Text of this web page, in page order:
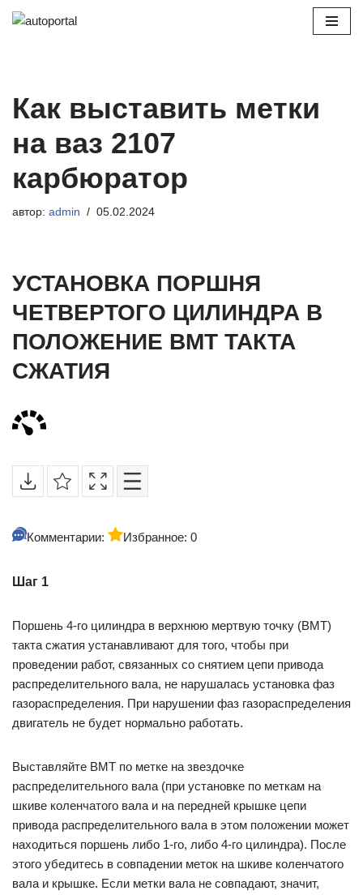
Как выставить метки
на ваз 2107
карбюратор
автор: admin 05.02.2024
УСТАНОВКА ПОРШНЯ
ЧЕТВЕРТОГО ЦИЛИНДРА В
ПОЛОЖЕНИЕ ВМТ ТАКТА
СЖАТИЯ
Комментарии: Избранное: 0
Шаг 1
Поршень 4-го цилиндра в верхнюю мертвую точку (ВМТ)
такта сжатия устанавливают для того, чтобы при
проведении работ, связанных со снятием цепи привода
распределительного вала, не нарушалась установка фаз
газораспределения. При нарушении фаз газораспределения
двигатель не будет нормально работать.
Выставляйте ВМТ по метке на звездочке
распределительного вала (при установке по меткам на
шкиве коленчатого вала и на передней крышке цепи
привода распределительного вала в этом положении может
находиться поршень либо 1-го, либо 4-го цилиндра). После
этого убедитесь в совпадении меток на шкиве коленчатого
вала и крышке. Если метки вала не совпадают, значит,